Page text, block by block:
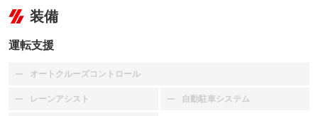
装備
運転支援
オートクルーズコントロール
：装備なし
レーンアシスト
：装備なし 自動駐車システム
：装備なし